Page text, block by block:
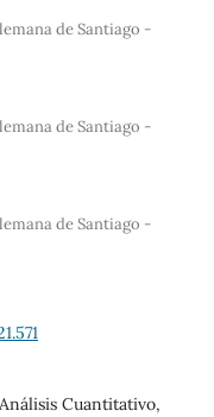
de Santiago -
de Santiago -
de Santiago -
Cuantitativo,